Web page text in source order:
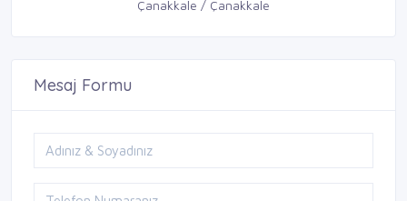
Çanakkale / Çanakkale
Mesaj Formu